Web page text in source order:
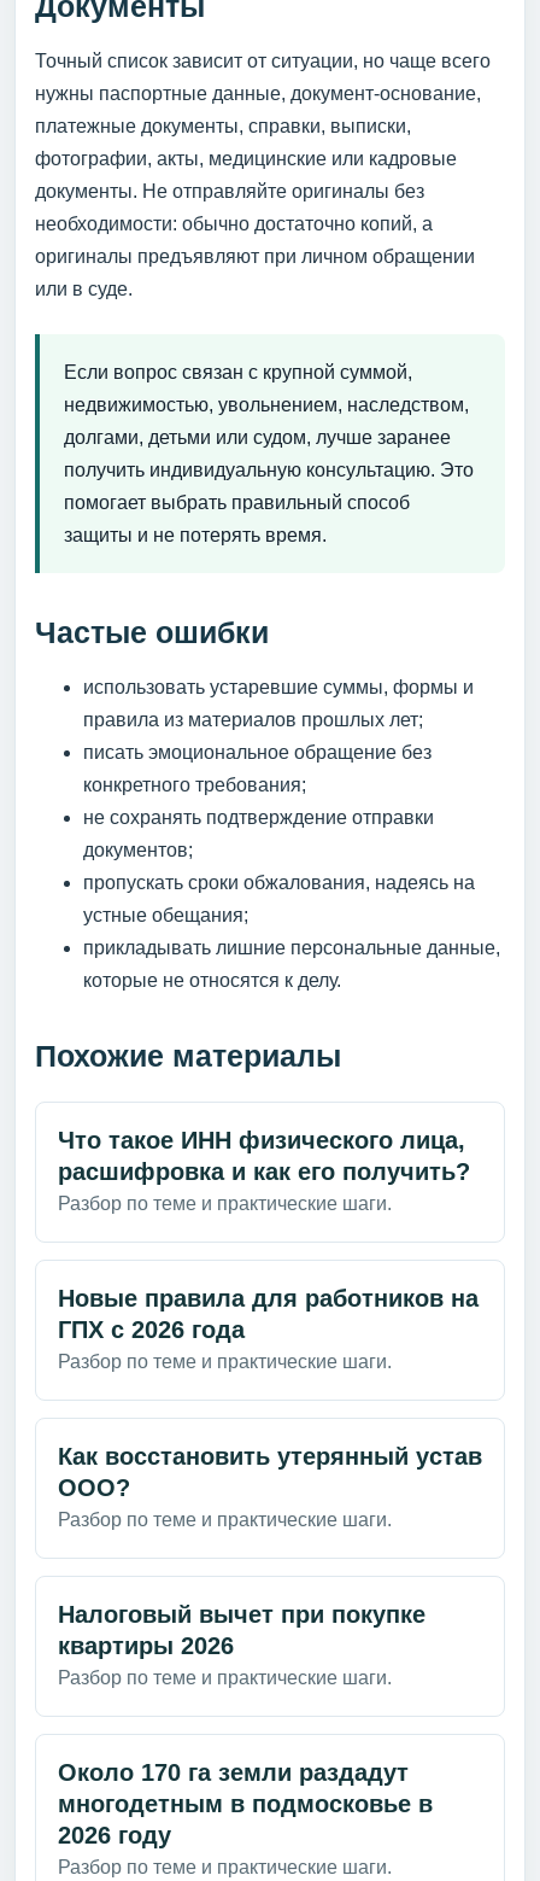
Точный список зависит от ситуации, но чаще всего
нужны паспортные данные, документ-основание,
платежные документы, справки, выписки,
фотографии, акты, медицинские или кадровые
документы. Не отправляйте оригиналы без
необходимости: обычно достаточно копий, а
оригиналы предъявляют при личном обращении
или в суде.
Если вопрос связан с крупной суммой,
недвижимостью, увольнением, наследством,
долгами, детьми или судом, лучше заранее
получить индивидуальную консультацию. Это
помогает выбрать правильный способ
защиты и не потерять время.
Частые ошибки
использовать устаревшие суммы, формы и
правила из материалов прошлых лет;
писать эмоциональное обращение без
конкретного требования;
не сохранять подтверждение отправки
документов;
пропускать сроки обжалования, надеясь на
устные обещания;
прикладывать лишние персональные данные,
которые не относятся к делу.
Похожие материалы
Что такое ИНН физического лица,
расшифровка и как его получить?
Разбор по теме и практические шаги.
Новые правила для работников на
ГПХ с 2026 года
Разбор по теме и практические шаги.
Как восстановить утерянный устав
ООО?
Разбор по теме и практические шаги.
Налоговый вычет при покупке
квартиры 2026
Разбор по теме и практические шаги.
Около 170 га земли раздадут
многодетным в подмосковье в
2026 году
Разбор по теме и практические шаги.